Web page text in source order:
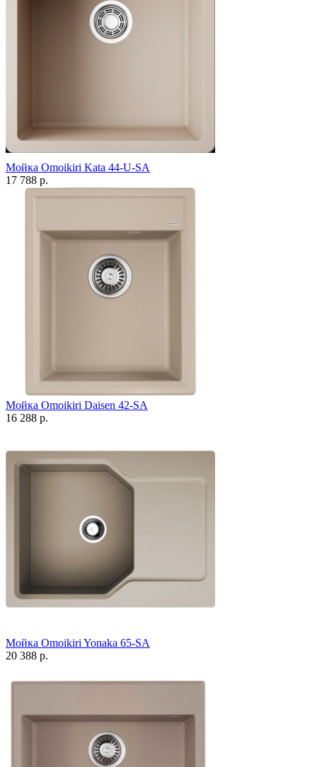
Мойка Omoikiri Kata 44-U-SA
17 788 р.
Мойка Omoikiri Daisen 42-SA
16 288 р.
Мойка Omoikiri Yonaka 65-SA
20 388 р.